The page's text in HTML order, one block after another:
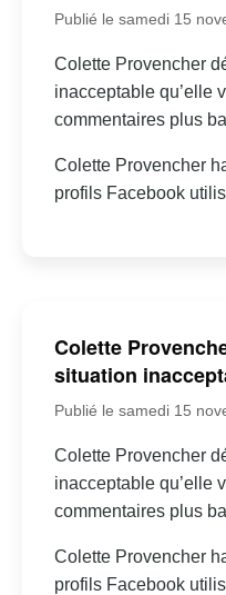
Publié le samedi 15
Colette Provencher
inacceptable qu’elle
commentaires plus
Colette Provencher
profils Facebook
Colette
situation
Publié le samedi 15
Colette Provencher
inacceptable qu’elle
commentaires plus
Colette Provencher
profils Facebook